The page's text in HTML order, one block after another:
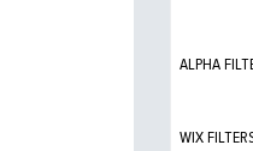
ALPHA
WIX